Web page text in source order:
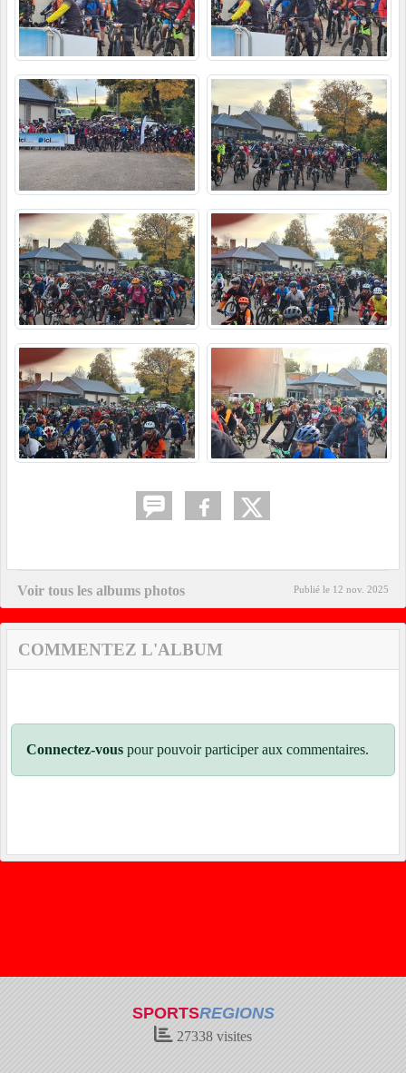
Voir tous les albums photos Publié le 12 nov. 2025
COMMENTEZ L'ALBUM
Connectez-vous pour pouvoir participer aux commentaires.
SPORTSREGIONS
27338 visites